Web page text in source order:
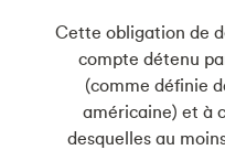
Cette obligation de
compte détenu
(comme définie
américaine) et à
desquelles au